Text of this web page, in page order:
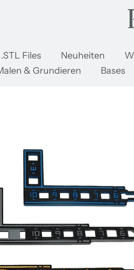
Files Neuheiten
& Grundieren
Bases